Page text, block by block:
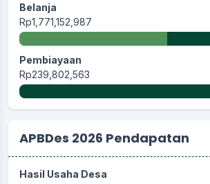
Belanja
Rp1,771,152,987
Pembiayaan
Rp239,802,563
APBDes 2026 Pendapatan
Hasil Usaha Desa